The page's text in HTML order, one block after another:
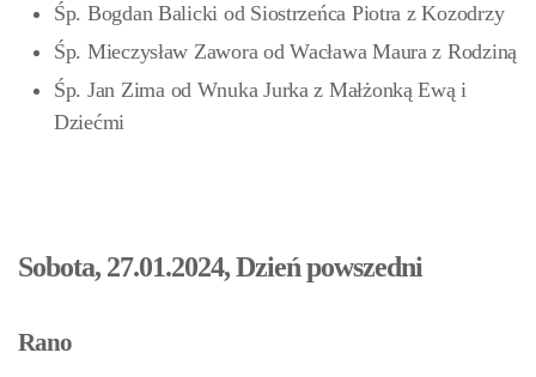
Śp. Bogdan Balicki od Siostrzeńca Piotra z Kozodrzy
Śp. Mieczysław Zawora od Wacława Maura z Rodziną
Śp. Jan Zima od Wnuka Jurka z Małżonką Ewą i
Dziećmi
Sobota, 27.01.2024, Dzień powszedni
Rano